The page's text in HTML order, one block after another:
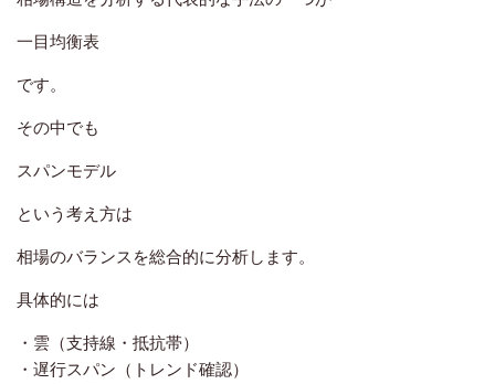
一目均衡表
です。
その中でも
スパンモデル
という考え方は
相場のバランスを総合的に分析します。
具体的には
・雲（支持線・抵抗帯）
・遅行スパン（トレンド確認）